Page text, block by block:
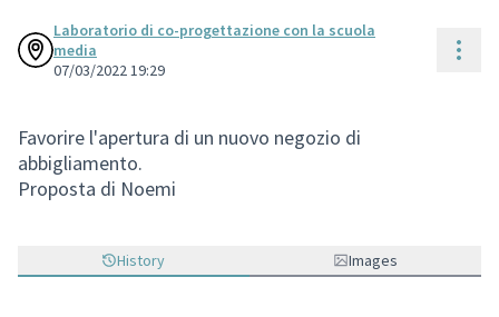
Laboratorio di co-progettazione con la scuola
media
07/03/2022 19:29
Favorire l'apertura di un nuovo negozio di
abbigliamento.
Proposta di Noemi
History Images